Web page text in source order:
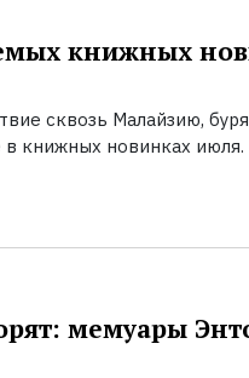
книжных
сквозь Малайзию,
книжных новинках июля.
мемуары